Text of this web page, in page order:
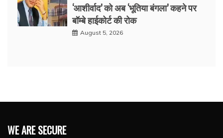
‘आशीर्वाद’ को अब ‘भूतिया बंगला’ कहने पर
बॉम्बे हाईकोर्ट की रोक
August 5, 2026
WE ARE SECURE